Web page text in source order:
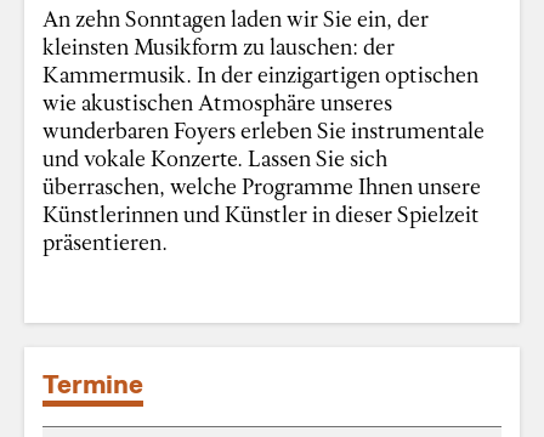
An zehn Sonntagen laden wir Sie ein, der
kleinsten Musikform zu lauschen: der
Kammermusik. In der einzigartigen optischen
wie akustischen Atmosphäre unseres
wunderbaren Foyers erleben Sie instrumentale
und vokale Konzerte. Lassen Sie sich
überraschen, welche Programme Ihnen unsere
Künstlerinnen und Künstler in dieser Spielzeit
präsentieren.
Termine